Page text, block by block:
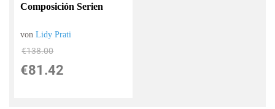
Composición Serien
vonLidy Prati
€138.00
€81.42